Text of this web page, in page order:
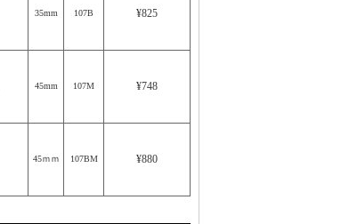
35mm 107B ¥825
45mm 107M ¥748
45ｍｍ 107BM ¥880